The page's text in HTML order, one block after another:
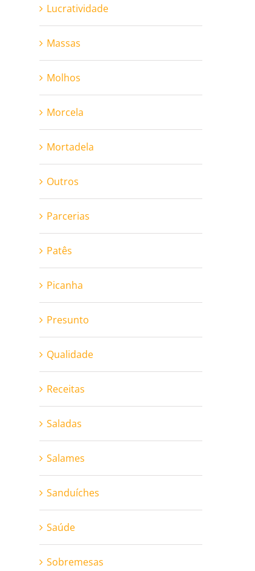
Lucratividade
Massas
Molhos
Morcela
Mortadela
Outros
Parcerias
Patês
Picanha
Presunto
Qualidade
Receitas
Saladas
Salames
Sanduíches
Saúde
Sobremesas